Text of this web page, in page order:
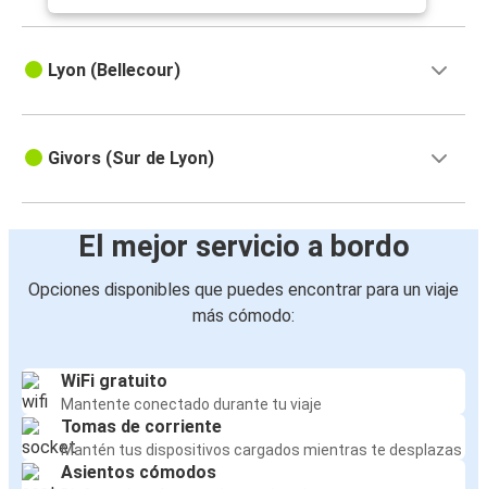
Lyon (Bellecour)
Givors (Sur de Lyon)
El mejor servicio a bordo
Opciones disponibles que puedes encontrar para un viaje
más cómodo:
WiFi gratuito
Mantente conectado durante tu viaje
Tomas de corriente
Mantén tus dispositivos cargados mientras te desplazas
Asientos cómodos